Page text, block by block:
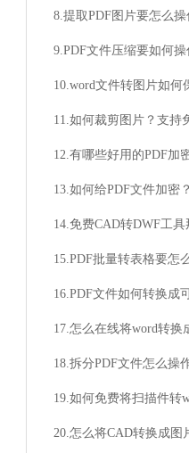
11.如何裁剪图片？支持